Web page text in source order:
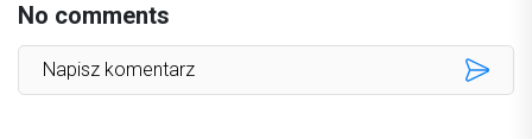
No comments